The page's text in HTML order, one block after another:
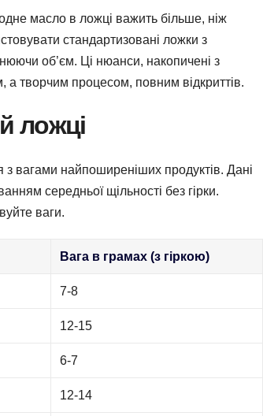
масло в ложці важить більше, ніж
стандартизовані ложки з
об’єм. Ці нюанси, накопичені з
а творчим процесом, повним відкриттів.
ложці
вагами найпоширеніших продуктів. Дані
середньої щільності без гірки.
ваги.
Вага в грамах (з гіркою)
7-8
12-15
6-7
12-14